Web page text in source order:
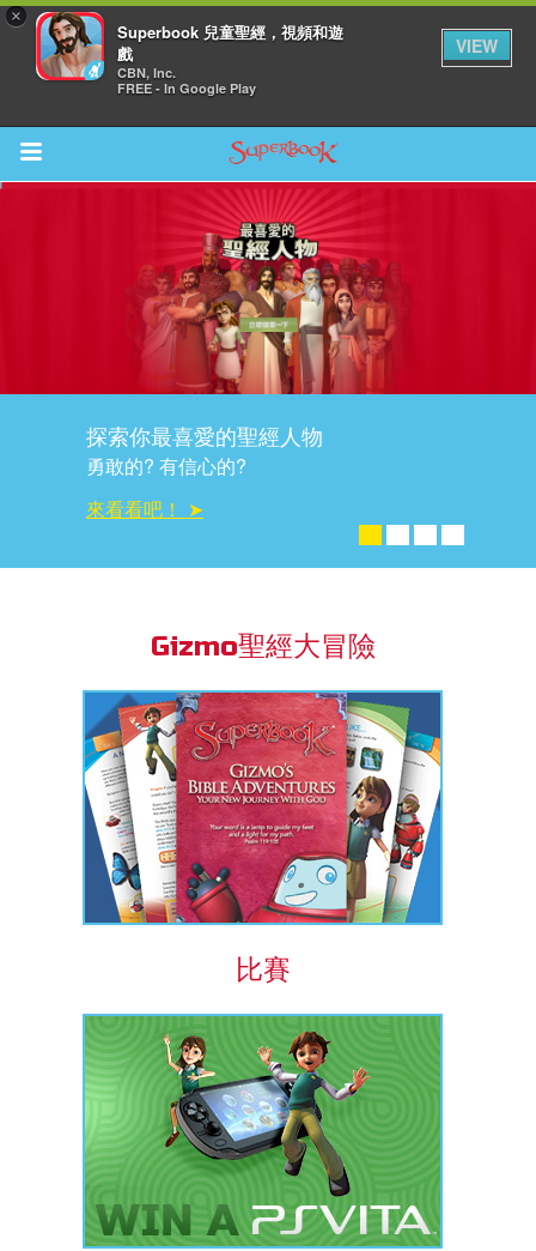
×
Superbook 兒童聖經，視頻和遊
戲
CBN, Inc.
FREE - In Google Play
VIEW
Return to Content
想認識上帝嗎？
從今天開始!
點擊這裡開始 ➤
Gizmo聖經大冒險
比賽